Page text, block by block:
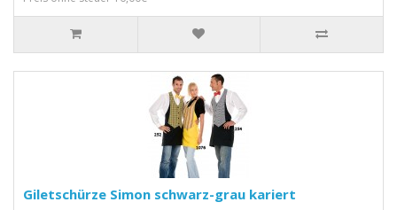
Giletschürze Simon schwarz-grau kariert